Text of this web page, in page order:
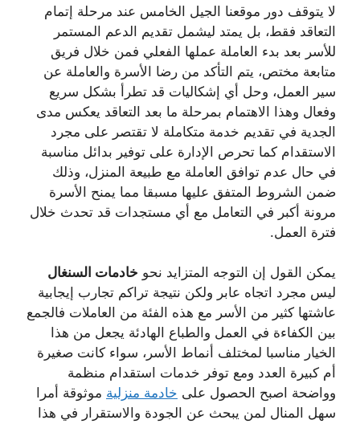
لا يتوقف دور موقعنا الجيل الخامس عند مرحلة إتمام
التعاقد فقط، بل يمتد ليشمل تقديم الدعم المستمر
للأسر بعد بدء العاملة عملها الفعلي فمن خلال فريق
متابعة مختص، يتم التأكد من رضا الأسرة والعاملة عن
سير العمل، وحل أي إشكاليات قد تطرأ بشكل سريع
وفعال وهذا الاهتمام بمرحلة ما بعد التعاقد يعكس مدى
الجدية في تقديم خدمة متكاملة لا تقتصر على مجرد
الاستقدام كما تحرص الإدارة على توفير بدائل مناسبة
في حال عدم توافق العاملة مع طبيعة المنزل، وذلك
ضمن الشروط المتفق عليها مسبقا مما يمنح الأسرة
مرونة أكبر في التعامل مع أي مستجدات قد تحدث خلال
فترة العمل.
يمكن القول إن التوجه المتزايد نحو خادمات السنغال
ليس مجرد اتجاه عابر ولكن نتيجة تراكم تجارب إيجابية
عاشتها كثير من الأسر مع هذه الفئة من العاملات فالجمع
بين الكفاءة في العمل والطباع الهادئة يجعل من هذا
الخيار مناسبا لمختلف أنماط الأسر، سواء كانت صغيرة
أم كبيرة العدد ومع توفر خدمات استقدام منظمة
وواضحة اصبح الحصول على خادمة منزلية موثوقة أمرا
سهل المنال لمن يبحث عن الجودة والاستقرار في هذا